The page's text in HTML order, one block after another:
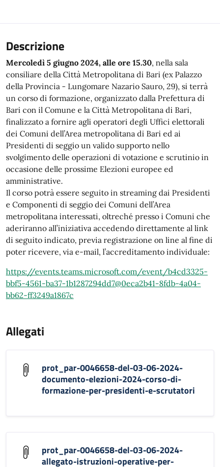
Descrizione
Mercoledì 5 giugno 2024, alle ore 15.30, nella sala
consiliare della Città Metropolitana di Bari (ex Palazzo
della Provincia - Lungomare Nazario Sauro, 29), si terrà
un corso di formazione, organizzato dalla Prefettura di
Bari con il Comune e la Città Metropolitana di Bari,
finalizzato a fornire agli operatori degli Uffici elettorali
dei Comuni dell’Area metropolitana di Bari ed ai
Presidenti di seggio un valido supporto nello
svolgimento delle operazioni di votazione e scrutinio in
occasione delle prossime Elezioni europee ed
amministrative.
Il corso potrà essere seguito in streaming dai Presidenti
e Componenti di seggio dei Comuni dell’Area
metropolitana interessati, oltreché presso i Comuni che
aderiranno all’iniziativa accedendo direttamente al link
di seguito indicato, previa registrazione on line al fine di
poter ricevere, via e-mail, l’accreditamento individuale:
https://events.teams.microsoft.com/event/b4cd3325-
bbf5-4561-ba37-1b1287294dd7@0eca2b41-8fdb-4a04-
bb62-ff3249a1867c
Allegati
prot_par-0046658-del-03-06-2024-
documento-elezioni-2024-corso-di-
formazione-per-presidenti-e-scrutatori
prot_par-0046658-del-03-06-2024-
allegato-istruzioni-operative-per-